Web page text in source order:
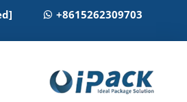
+8615262309703